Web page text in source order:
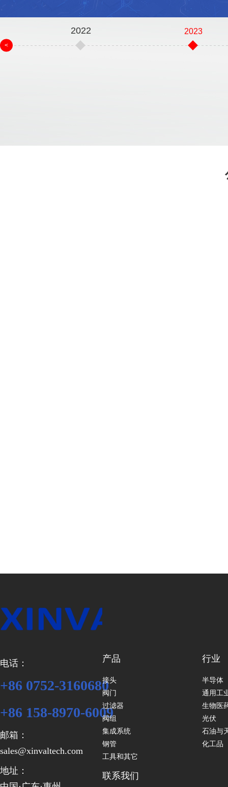
2022 2023
<
产品
接头
阀门
过滤器
阀组
集成系统
钢管
工具和其它
行业
半导体
通用工
生物医
光伏
石油与
化工品
联系我们
电话：
+86 0752-3160680
地址：
邮箱：
sales@xinvaltech.com
+86 158-8970-6009